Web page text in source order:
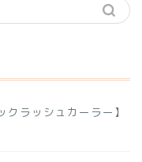
クラッシュカーラー】